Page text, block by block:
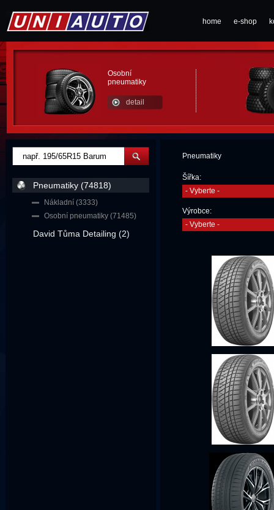
home e-shop
Osobní
pneumatiky
detail
Pneumatiky
Šířka:
- Vyberte -
Výrobce:
- Vyberte -
Pneumatiky (74818)
Nákladní (3333)
Osobní pneumatiky (71485)
David Tůma Detailing (2)